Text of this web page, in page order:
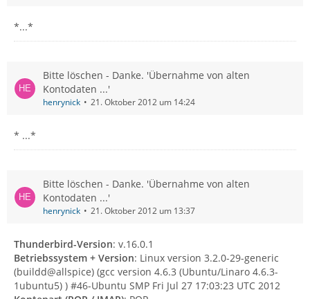
*...*
Bitte löschen - Danke. 'Übernahme von alten
Kontodaten ...'
henrynick 21. Oktober 2012 um 14:24
* ...*
Bitte löschen - Danke. 'Übernahme von alten
Kontodaten ...'
henrynick 21. Oktober 2012 um 13:37
Thunderbird-Version: v.16.0.1
Betriebssystem + Version: Linux version 3.2.0-29-generic
(buildd@allspice) (gcc version 4.6.3 (Ubuntu/Linaro 4.6.3-
1ubuntu5) ) #46-Ubuntu SMP Fri Jul 27 17:03:23 UTC 2012